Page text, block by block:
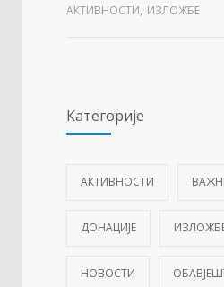
АКТИВНОСТИ, ИЗЛОЖБЕ
Категорије
АКТИВНОСТИ
ДОНАЦИЈЕ
НОВОСТИ